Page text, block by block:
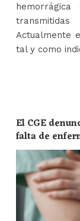
Actualmente
tal y como
El CGE
falta de
toda la